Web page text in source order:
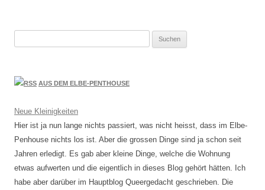
AUS DEM ELBE-PENTHOUSE
Neue Kleinigkeiten
Hier ist ja nun lange nichts passiert, was nicht heisst, dass im Elbe-
Penhouse nichts los ist. Aber die grossen Dinge sind ja schon seit
Jahren erledigt. Es gab aber kleine Dinge, welche die Wohnung
etwas aufwerten und die eigentlich in dieses Blog gehört hätten. Ich
habe aber darüber im Hauptblog Queergedacht geschrieben. Die